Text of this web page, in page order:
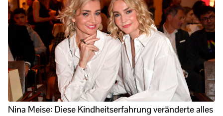
Nina Meise: Diese Kindheitserfahrung veränderte alles